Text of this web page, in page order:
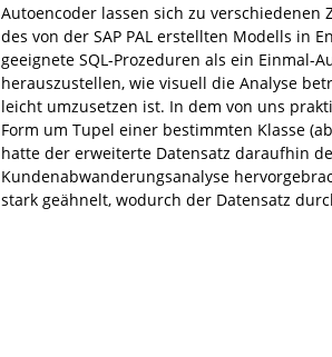
Autoencoder lassen sich zu verschiedenen
des von der SAP PAL erstellten Modells in
geeignete SQL-Prozeduren als ein Einmal-
herauszustellen, wie visuell die Analyse
leicht umzusetzen ist. In dem von uns
Form um Tupel einer bestimmten Klasse
hatte der erweiterte Datensatz daraufhin
Kundenabwanderungsanalyse
stark geähnelt, wodurch der Datensatz